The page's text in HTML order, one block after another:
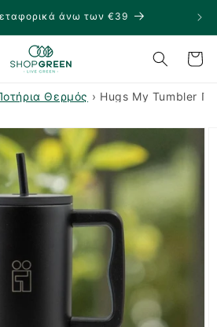
άνω των €39 🏠
Καλάθι
Θερμός › Hugs My Tumbler